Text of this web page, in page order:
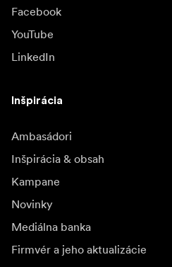
Facebook
YouTube
LinkedIn
Inšpirácia
Ambasádori
Inšpirácia & obsah
Kampane
Novinky
Mediálna banka
Firmvér a jeho aktualizácie